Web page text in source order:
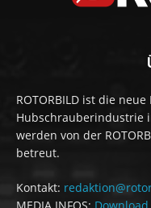
ROTORBILD ist die
Hubschrauberindustrie
werden von der
betreut.
Kontakt: